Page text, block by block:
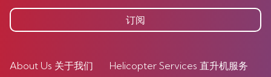
订阅
About Us 关于我们
Helicopter Services 直升机服务